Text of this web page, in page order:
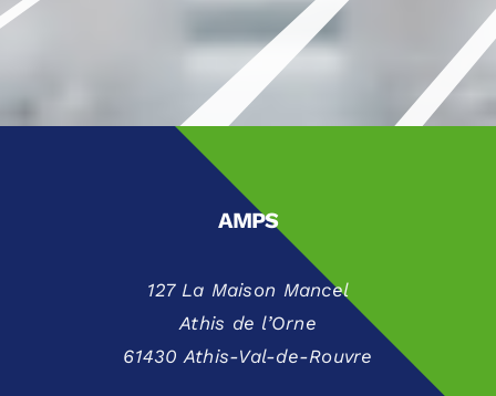
AMPS
127 La Maison Mancel
Athis de l’Orne
61430 Athis-Val-de-Rouvre